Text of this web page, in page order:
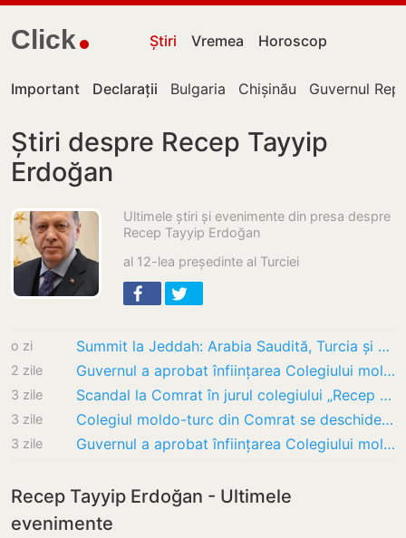
Click Știri Vremea Horoscop
Important Declarații Bulgaria Chișinău Guvernul
Știri despre Recep Tayyip
Erdoğan
Ultimele știri și evenimente din presa despre
Recep Tayyip Erdoğan
al 12-lea președinte al Turciei
o zi Summit la Jeddah: Arabia Saudită, Turcia și Pakistan pregătesc un acord de apărare…
2 zile Guvernul a aprobat înființarea Colegiului moldo-turc la Comrat
3 zile Scandal la Comrat în jurul colegiului „Recep Erdoğan” – Chișinăul acuză blocaje și…
3 zile Colegiul moldo-turc din Comrat se deschide în septembrie 2027. MEC invocă blocaje locale
3 zile Guvernul a aprobat înființarea Colegiului moldo-turc din Comrat: deschiderea, abia în…
Recep Tayyip Erdoğan - Ultimele
evenimente